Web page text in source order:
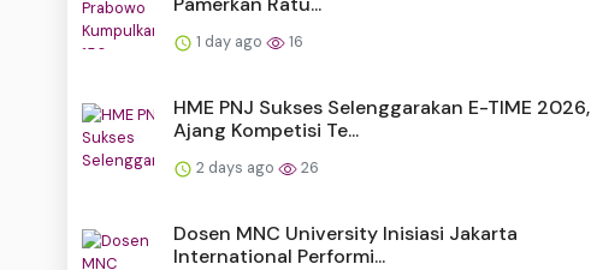
1 day ago 16
HME PNJ Sukses Selenggarakan E-TIME 2026,
Ajang Kompetisi Te...
2 days ago 26
Dosen MNC University Inisiasi Jakarta
International Performi...